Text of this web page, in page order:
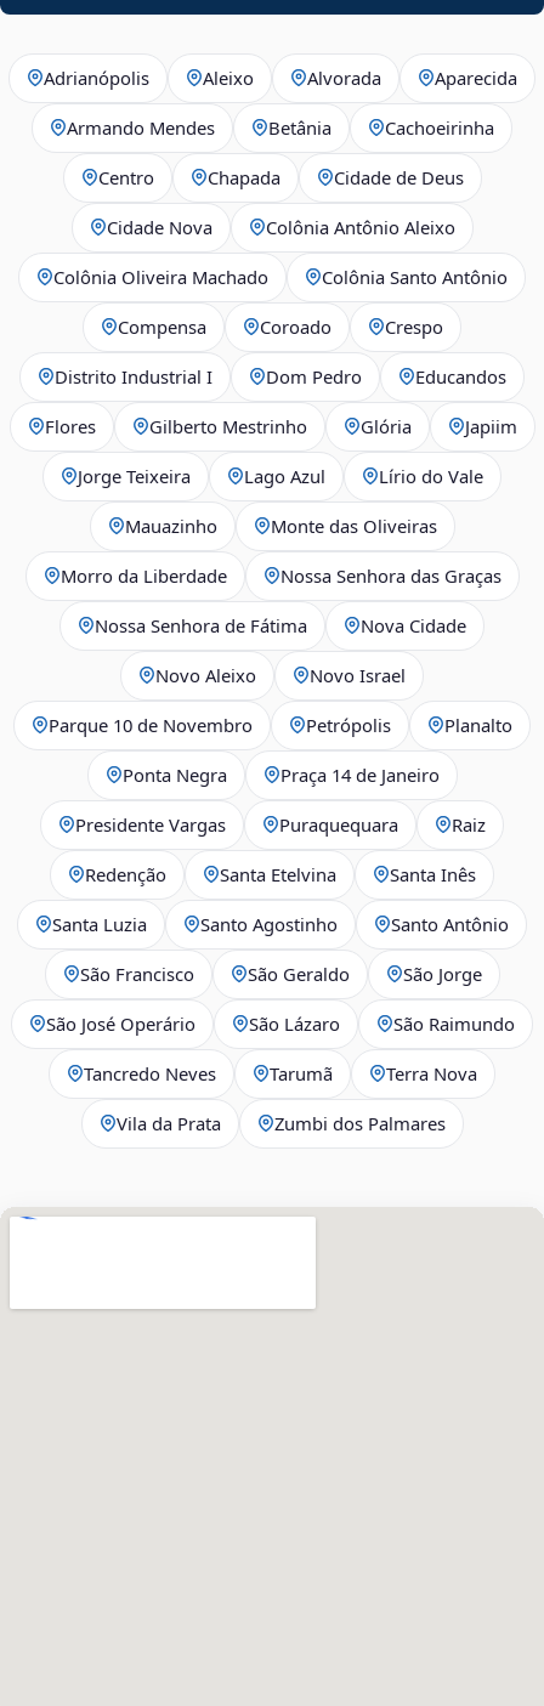
Adrianópolis Aleixo Alvorada Aparecida
Armando Mendes Betânia Cachoeirinha
Centro Chapada Cidade de Deus
Cidade Nova Colônia Antônio Aleixo
Colônia Oliveira Machado Colônia Santo Antônio
Compensa Coroado Crespo
Distrito Industrial I Dom Pedro Educandos
Flores Gilberto Mestrinho Glória Japiim
Jorge Teixeira Lago Azul Lírio do Vale
Mauazinho Monte das Oliveiras
Morro da Liberdade Nossa Senhora das Graças
Nossa Senhora de Fátima Nova Cidade
Novo Aleixo Novo Israel
Parque 10 de Novembro Petrópolis Planalto
Ponta Negra Praça 14 de Janeiro
Presidente Vargas Puraquequara Raiz
Redenção Santa Etelvina Santa Inês
Santa Luzia Santo Agostinho Santo Antônio
São Francisco São Geraldo São Jorge
São José Operário São Lázaro São Raimundo
Tancredo Neves Tarumã Terra Nova
Vila da Prata Zumbi dos Palmares